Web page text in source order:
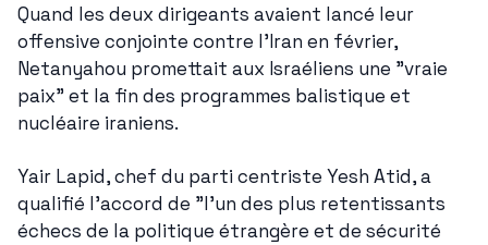
Quand les deux dirigeants avaient lancé leur
offensive conjointe contre l'Iran en février,
Netanyahou promettait aux Israéliens une "vraie
paix" et la fin des programmes balistique et
nucléaire iraniens.
Yair Lapid, chef du parti centriste Yesh Atid, a
qualifié l'accord de "l'un des plus retentissants
échecs de la politique étrangère et de sécurité